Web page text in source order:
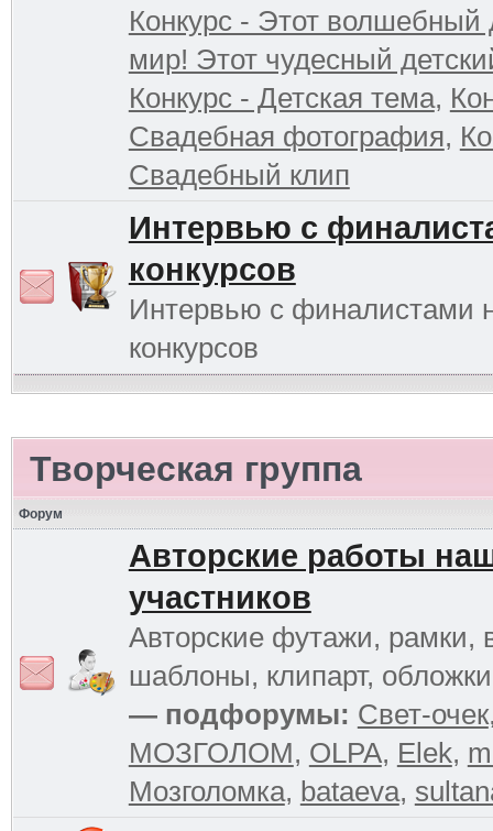
Конкурс - Этот волшебный
мир! Этот чудесный
Конкурс - Детская тема,
Свадебная фотография,
Свадебный клип
Интервью с
конкурсов
Интервью с финалистами
конкурсов
Творческая группа
Форум
Авторские работы
участников
Авторские футажи, рамки,
шаблоны, клипарт,
— подфорумы: Свет-очек
МОЗГОЛОМ, OLPA, Elek,
Мозголомка, bataeva,